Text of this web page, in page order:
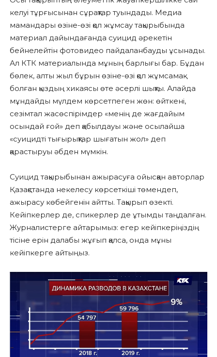
келуі тұрғысынан сұрақтар туындады. Медиа
мамандары өзіне-өзі қол жұмсау тақырыбында
материал дайындағанда суицид әрекетін
бейнелейтін фотовидео пайдаланбауды ұсынады.
Ал КТК материалында мұның барлығы бар. Бұдан
бөлек, алты жыл бұрын өзіне-өзі қол жұмсамақ
болған қыздың хикаясы өте әсерлі шықты. Алайда
мұндайды мүлдем көрсетпеген жөн: өйткені,
сезімтал жасөспірімдер «менің де жағдайым
осындай ғой» деп қабылдауы және осылайша
«суицидті тығырықтар шығатын жол» деп
қарастыруы әбден мүмкін.
Суицид тақырыбынан ажырасуға ойысқан авторлар
Қазақстанда некелесу көрсеткіші төмендеп,
ажырасу көбейгенін айтты. Тақырып өзекті.
Кейіпкерлер де, спикерлер де ұтымды таңдалған.
Журналистерге айтарымыз: егер кейіпкеріңіздің
тісіне ерін далабы жұғып қалса, онда мұны
кейіпкерге айтыңыз.